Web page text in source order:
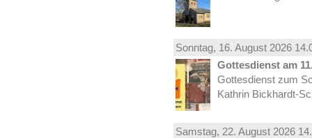
Sonntag, 16. August 2026
Gottesdienst am
Gottesdienst zum
Kathrin Bickhardt-
Samstag, 22. August 2026